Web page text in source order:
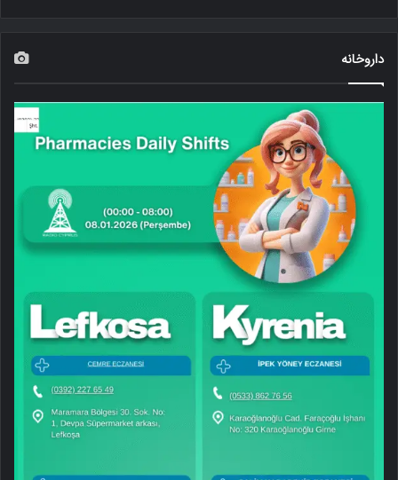
داروخانه